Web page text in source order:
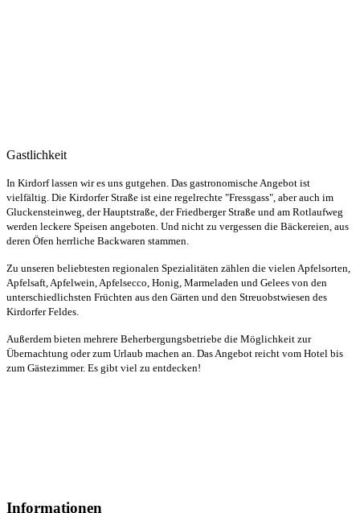
Gastlichkeit
In Kirdorf lassen wir es uns gutgehen. Das gastronomische Angebot ist
vielfältig. Die Kirdorfer Straße ist eine regelrechte "Fressgass", aber auch im
Gluckensteinweg, der Hauptstraße, der Friedberger Straße und am Rotlaufweg
werden leckere Speisen angeboten. Und nicht zu vergessen die Bäckereien, aus
deren Öfen herrliche Backwaren stammen.
Zu unseren beliebtesten regionalen Spezialitäten zählen die vielen Apfelsorten,
Apfelsaft, Apfelwein, Apfelsecco, Honig, Marmeladen und Gelees von den
unterschiedlichsten Früchten aus den Gärten und den Streuobstwiesen des
Kirdorfer Feldes.
Außerdem bieten mehrere Beherbergungsbetriebe die Möglichkeit zur
Übernachtung oder zum Urlaub machen an. Das Angebot reicht vom Hotel bis
zum Gästezimmer. Es gibt viel zu entdecken!
Informationen